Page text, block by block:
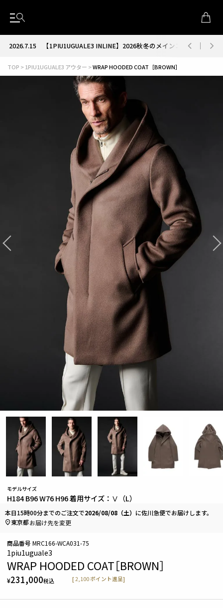
2026.7.15【1PIU1UGUALE3 INLINE】2026秋冬のメインコレクションが
TOP 1PIU1UGUALE3 アウター WRAP HOODED COAT［BROWN］
モデルサイズ
H184 B96 W76 H96 着用サイズ：Ⅴ（L）
1piu1uguale3
WRAP HOODED COAT［BROWN］
¥231,000税込 [2,100 ポイント進呈]
商品番号 MRC166-WCA031-75
本日15時00分までのご注文で2026/08/08（土） に佐川急便でお届けします。
東京都お届け先を変更